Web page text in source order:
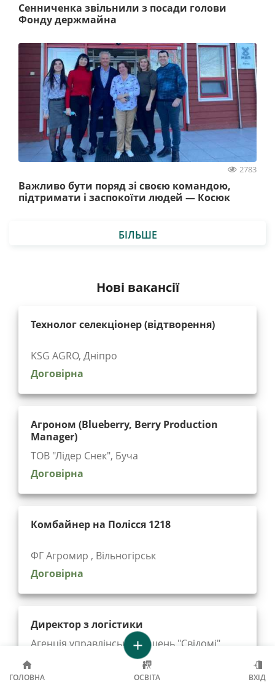
Сенниченка звільнили з посади голови
Фонду держмайна
2783
Важливо бути поряд зі своєю командою,
підтримати і заспокоїти людей — Косюк
БІЛЬШЕ
Нові вакансії
Технолог селекціонер (відтворення)
KSG AGRO, Дніпро
Договірна
Агроном (Blueberry, Berry Production
Manager)
ТОВ "Лідер Снек", Буча
Договірна
Комбайнер на Полісся 1218
ФГ Агромир , Вільногірськ
Договірна
Директор з логістики
Агенція управлінських рішень "Cвідомі",
Договірна
ГОЛОВНА ОСВІТА ВХІД